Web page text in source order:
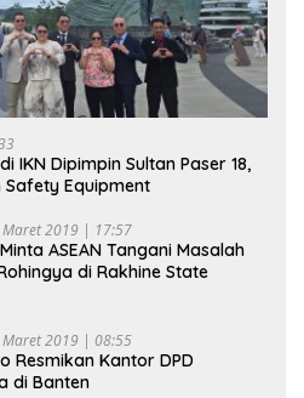
IKN Dipimpin Sultan Paser 18,
Safety Equipment
Maret 2019 | 17:57
ASEAN Tangani Masalah
di Rakhine State
Maret 2019 | 08:55
Resmikan Kantor DPD
di Banten